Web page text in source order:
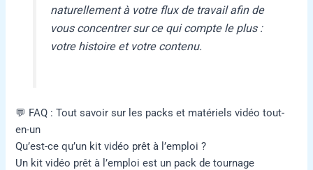
naturellement à votre flux de travail afin de
vous concentrer sur ce qui compte le plus :
votre histoire et votre contenu.
💬 FAQ : Tout savoir sur les packs et matériels vidéo tout-
en-un
Qu’est-ce qu’un kit vidéo prêt à l’emploi ?
Un kit vidéo prêt à l’emploi est un pack de tournage